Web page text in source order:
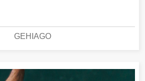
GEHIAGO